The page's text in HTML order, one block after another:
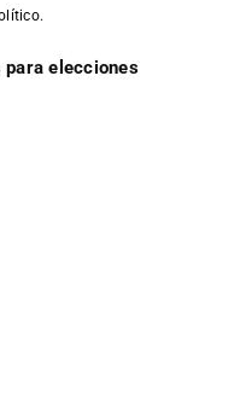
elecciones